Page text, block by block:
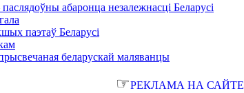
абаронца незалежнасці Беларусі
паэтаў Беларусі
беларускай маляванцы
☞РЕКЛАМА НА САЙТЕ